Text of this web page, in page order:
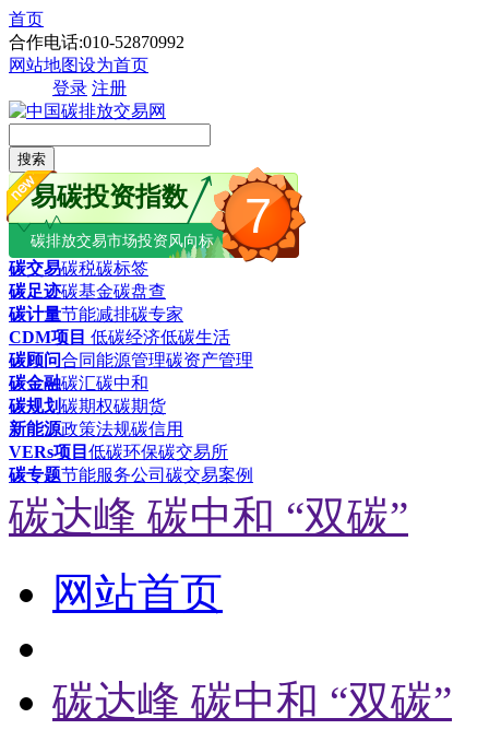
首页
合作电话:010-52870992
网站地图设为首页
登录 注册
搜索
7
易碳投资指数
碳排放交易市场投资风向标
碳交易碳税碳标签
碳足迹碳基金碳盘查
碳计量节能减排碳专家
CDM项目 低碳经济低碳生活
碳顾问合同能源管理碳资产管理
碳金融碳汇碳中和
碳规划碳期权碳期货
新能源政策法规碳信用
VERs项目 低碳环保碳交易所
碳专题节能服务公司 碳交易案例
碳达峰 碳中和 “双碳”
网站首页
碳达峰 碳中和 “双碳”